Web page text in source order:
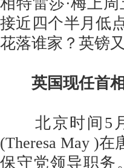
相特雷莎·梅上
接近四个半月低
花落谁家？英镑
英国现任首
北京时间5月
(Theresa May )
保守党领导职务